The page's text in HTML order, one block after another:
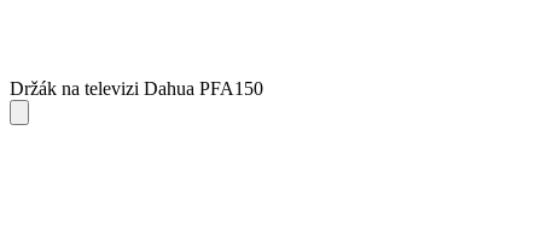
Držák na televizi Dahua PFA150